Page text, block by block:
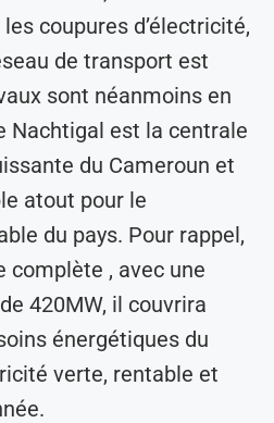
coupures d’électricité,
de transport est
sont néanmoins en
Nachtigal est la centrale
du Cameroun et
atout pour le
du pays. Pour rappel,
complète , avec une
420MW, il couvrira
énergétiques du
verte, rentable et